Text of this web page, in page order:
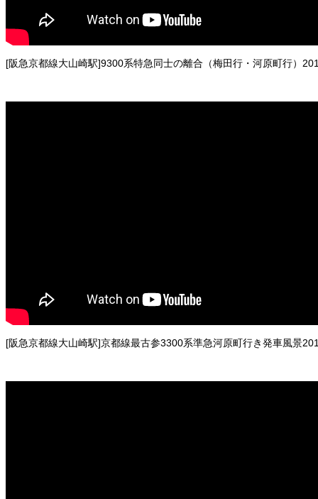
[阪急京都線大山崎駅]9300系特急同士の離合（梅田行・河原町行）
[阪急京都線大山崎駅]京都線最古参3300系準急河原町行き発車風景